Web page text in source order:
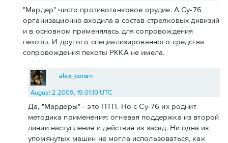
"Мардер" чисто противотанковое орудие. А Су-76
организационно входила в состав стрелковых дивизий
и в основном применялась для сопровождения
пехоты. И другого специализированного средства
сопровождения пехоты РККА не имела.
alex_conan
August 2 2009, 19:01:10 UTC
Да, "Мардеры" - это ПТП. Но с Су-76 их роднит
методика применения: огневая поддержка из второй
линии наступления и действия из засад. Ни одна из
упомянутых машин не могла использоваться, как